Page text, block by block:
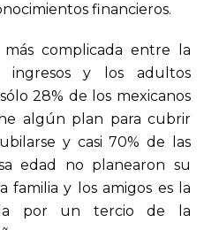
financieros.
más complicada entre la
ingresos y los adultos
28% de los mexicanos
algún plan para cubrir
y casi 70% de las
edad no planearon su
familia y los amigos es la
por un tercio de la